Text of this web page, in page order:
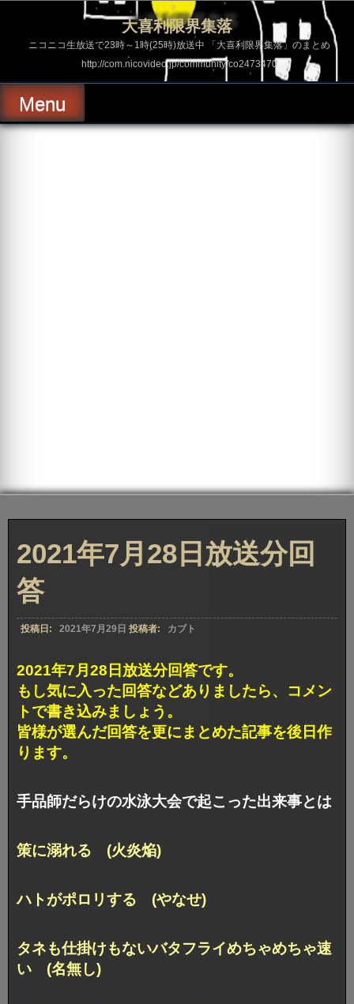
ス
ッ
プ
大喜利限界集落
ニコニコ生放送で23時～1時(25時)放送中 「大喜利限界集落」のまとめ
http://com.nicovideo.jp/community/co2473470
Menu
2021年7月28日放送分回
答
投稿日: 2021年7月29日 投稿者: カブト
2021年7月28日放送分回答です。
もし気に入った回答などありましたら、コメン
トで書き込みましょう。
皆様が選んだ回答を更にまとめた記事を後日作
ります。
手品師だらけの水泳大会で起こった出来事とは
策に溺れる (火炎焔)
ハトがポロリする (やなせ)
タネも仕掛けもないバタフライめちゃめちゃ速
い (名無し)